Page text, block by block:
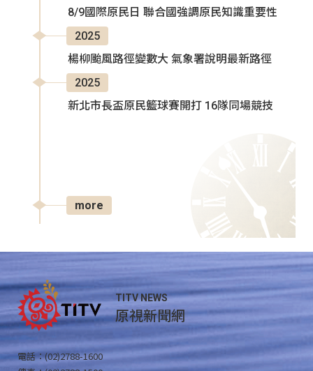
8/9國際原民日 聯合國強調原民知識重要性
2025
楊柳颱風路徑變數大 氣象署說明最新路徑
2025
新北市長盃原民籃球賽開打 16隊同場競技
more
TITV NEWS
原視新聞網
電話：(02)2788-1600